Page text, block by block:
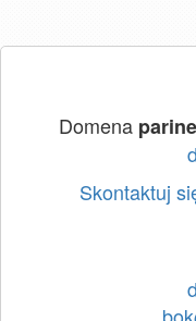
Domena
Skontaktuj